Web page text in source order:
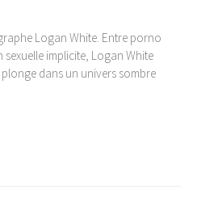
Logan White. Entre porno
implicite, Logan White
plonge dans un univers sombre